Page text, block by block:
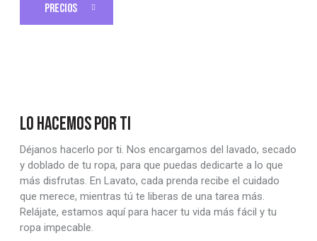
PRECIOS
LO HACEMOS POR TI
Déjanos hacerlo por ti. Nos encargamos del lavado, secado
y doblado de tu ropa, para que puedas dedicarte a lo que
más disfrutas. En Lavato, cada prenda recibe el cuidado
que merece, mientras tú te liberas de una tarea más.
Relájate, estamos aquí para hacer tu vida más fácil y tu
ropa impecable.